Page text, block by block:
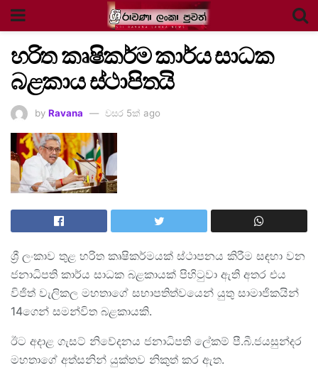
හරිත කෘෂිකර්ම කාර්ය සාධක
බළකාය ස්ථාපිතයි
by Ravana වසර 5ක් ago
ශ්‍රී ලංකාව තුළ හරිත කෘෂිකර්මයක් ස්ථාපනය කිරීම සඳහා වන
ජනාධිපති කාර්ය සාධක බළකායක් පිහිටුවා ඇති අතර එය
විජිත් වැලිකල මහතාගේ සභාපතිත්වයෙන් යුතු සාමාජිකයින්
14ගෙන් සමන්විත බළකායකි.
ඊට අදාළ ගැසට් නිවේදනය ජනාධිපති ලේකම් පී.බී.ජයසුන්දර
මහතාගේ අත්සනින් යුක්තව නිකුත් කර ඇත.